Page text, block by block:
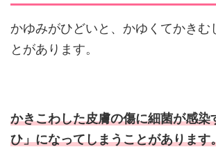
かゆみがひどいと、かゆくてかきむ
とがあります。
かきこわした皮膚の傷に細菌が感染
ひ」になってしまうことがあります